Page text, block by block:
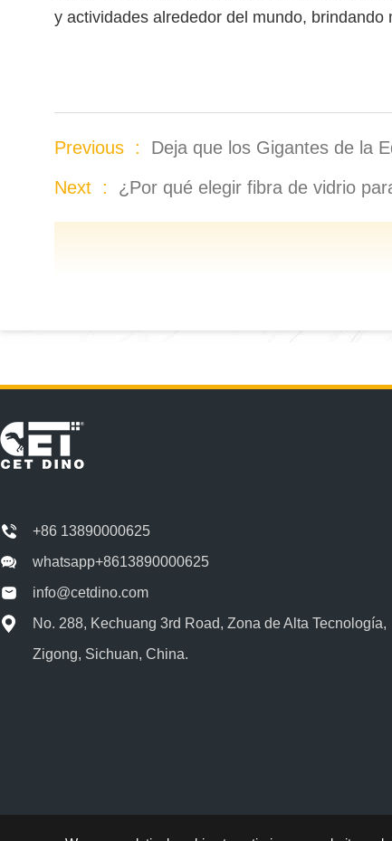
y actividades alrededor del mundo,
Previous : Deja que los Gigantes de la
Next : ¿Por qué elegir fibra de vidrio
+86 13890000625
whatsapp+8613890000625
info@cetdino.com
No. 288, Kechuang 3rd Road, Zona de Alta Tecnología,
Zigong, Sichuan, China.